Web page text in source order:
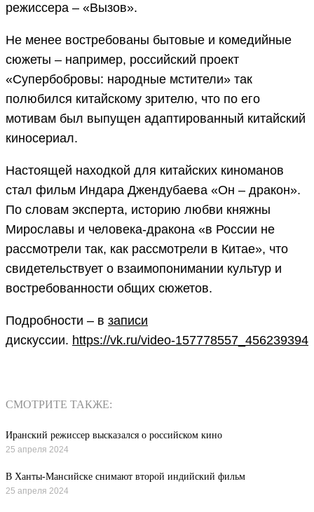
режиссера – «Вызов».
Не менее востребованы бытовые и комедийные
сюжеты – например, российский проект
«Супербобровы: народные мстители» так
полюбился китайскому зрителю, что по его
мотивам был выпущен адаптированный китайский
киносериал.
Настоящей находкой для китайских киноманов
стал фильм Индара Джендубаева «Он – дракон».
По словам эксперта, историю любви княжны
Мирославы и человека-дракона «в России не
рассмотрели так, как рассмотрели в Китае», что
свидетельствует о взаимопонимании культур и
востребованности общих сюжетов.
Подробности – в записи
дискуссии. https://vk.ru/video-157778557_456239394
СМОТРИТЕ ТАКЖЕ:
Иранский режиссер высказался о российском кино
25 апреля 2024
В Ханты-Мансийске снимают второй индийский фильм
25 апреля 2024